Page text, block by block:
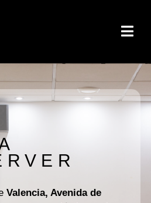
Valencia, Avenida de